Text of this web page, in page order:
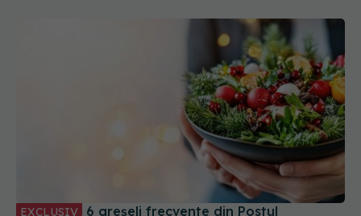
Crăciunului. Dr. Lygia Alexandrescu vine cu sfaturi